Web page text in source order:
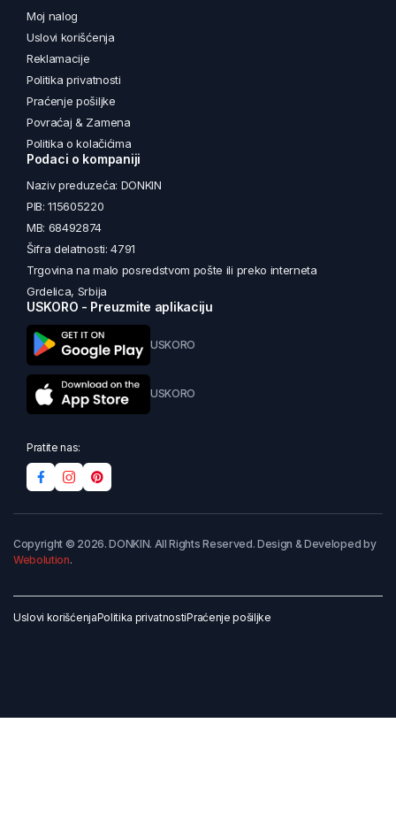
Moj nalog
Uslovi korišćenja
Reklamacije
Politika privatnosti
Praćenje pošiljke
Povraćaj & Zamena
Politika o kolačićima
Podaci o kompaniji
Naziv preduzeća: DONKIN
PIB: 115605220
MB: 68492874
Šifra delatnosti: 4791
Trgovina na malo posredstvom pošte ili preko interneta
Grdelica, Srbija
USKORO - Preuzmite aplikaciju
USKORO
USKORO
Pratite nas:
Copyright © 2026. DONKIN. All Rights Reserved. Design & Developed by
Webolution.
Uslovi korišćenjaPolitika privatnostiPraćenje pošiljke